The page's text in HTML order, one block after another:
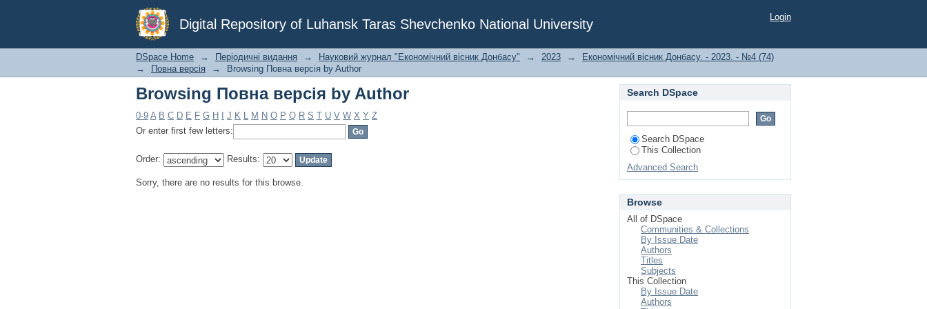
Digital Repository of Luhansk Taras Shevchenko National University
Browsing Повна версія by Author Login
DSpace Home → Періодичні видання → Науковий журнал "Економічний вісник Донбасу" → 2023 →
Економічний вісник Донбасу. - 2023. - №4 (74)
→
Повна версія → Browsing Повна версія by Author
Browsing Повна версія by Author
0-9 A B C D E F G H J K L M N O P Q R S T U V W X Y Z
Or enter first few letters:
Order: Results:
Sorry, there are no results for this browse.
Search DSpace
Search DSpace
This Collection
Advanced Search
Browse
All of DSpace
Communities & Collections
By Issue Date
Authors
Titles
Subjects
This Collection
By Issue Date
Authors